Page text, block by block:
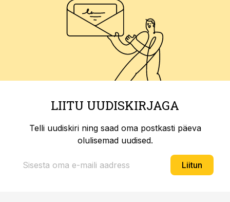
LIITU UUDISKIRJAGA
Telli uudiskiri ning saad oma postkasti päeva
olulisemad uudised.
Liitun